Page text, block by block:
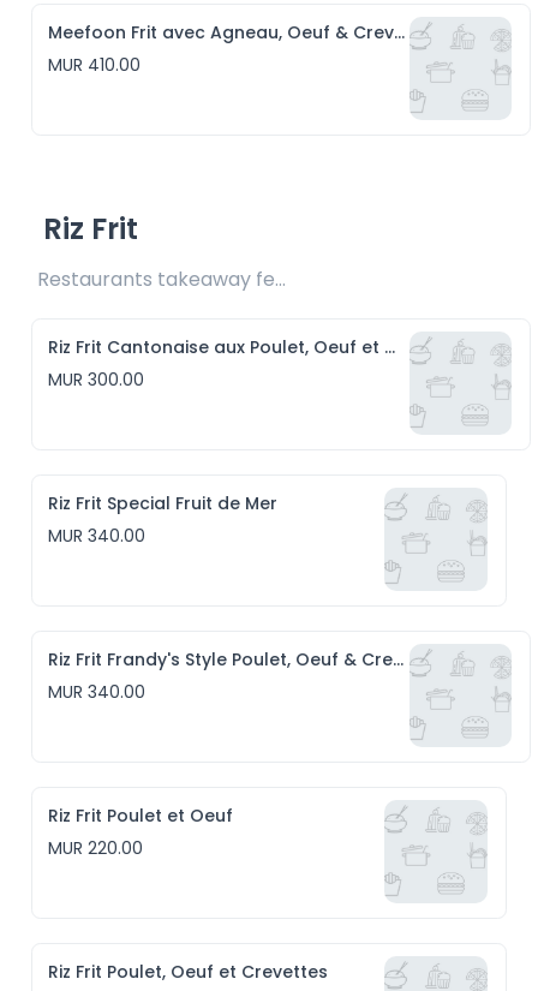
Meefoon Frit avec Agneau, Oeuf & Crevettes
MUR 410.00
Riz Frit
Restaurants takeaway fee Rs20 included
Riz Frit Cantonaise aux Poulet, Oeuf et Crevettes
MUR 300.00
Riz Frit Special Fruit de Mer
MUR 340.00
Riz Frit Frandy's Style Poulet, Oeuf & Crevettes
MUR 340.00
Riz Frit Poulet et Oeuf
MUR 220.00
Riz Frit Poulet, Oeuf et Crevettes